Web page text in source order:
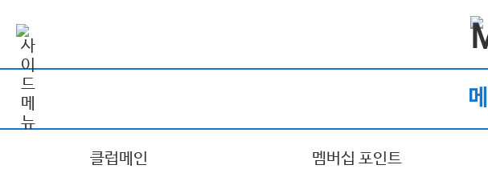
클럽메인 멤버십 포인트